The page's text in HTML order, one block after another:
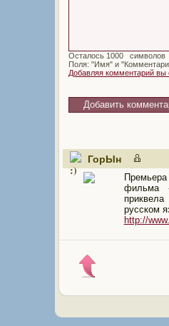
Осталось
символов
Поля: "Имя" и
Добавляя комментарий
ГорЫн
фильма
русском
http://